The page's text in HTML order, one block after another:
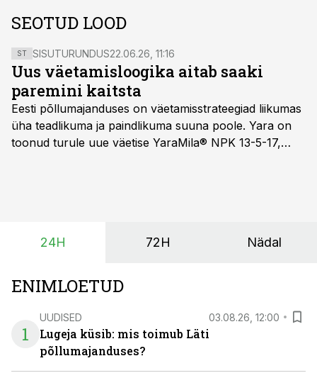
SEOTUD LOOD
ST SISUTURUNDUS22.06.26, 11:16
Uus väetamisloogika aitab saaki
paremini kaitsta
Eesti põllumajanduses on väetamisstrateegiad liikumas
üha teadlikuma ja paindlikuma suuna poole. Yara on
toonud turule uue väetise YaraMila® NPK 13-5-17,
24H 72H Nädal
ENIMLOETUD
1
UUDISED 03.08.26, 12:00
Lugeja küsib: mis toimub Läti
põllumajanduses?